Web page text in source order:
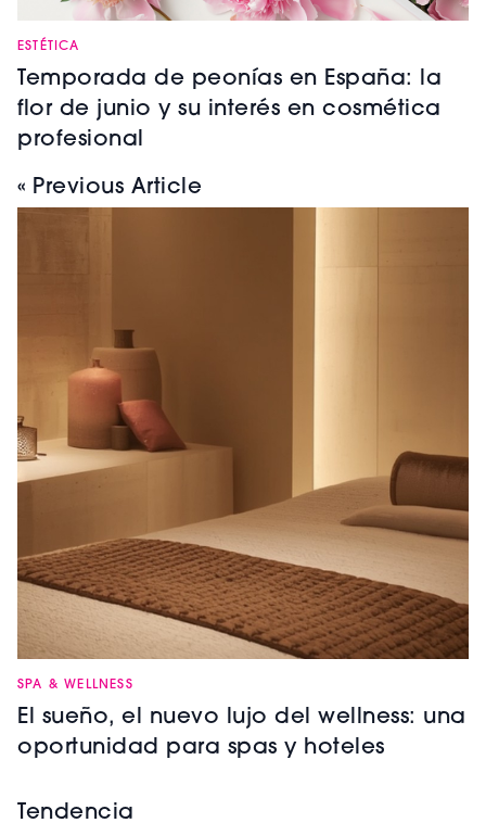
ESTÉTICA
Temporada de peonías en España: la
flor de junio y su interés en cosmética
profesional
« Previous Article
SPA & WELLNESS
El sueño, el nuevo lujo del wellness: una
oportunidad para spas y hoteles
Tendencia